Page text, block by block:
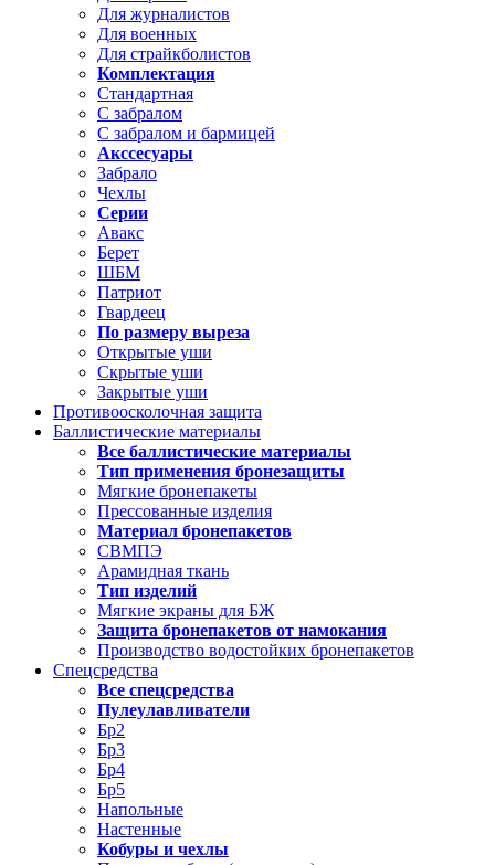
Для журналистов
Для военных
Для страйкболистов
Комплектация
Стандартная
С забралом
С забралом и бармицей
Акссесуары
Забрало
Чехлы
Серии
Авакс
Берет
ШБМ
Патриот
Гвардеец
По размеру выреза
Открытые уши
Скрытые уши
Закрытые уши
Противоосколочная защита
Баллистические материалы
Все баллистические материалы
Тип применения бронезащиты
Мягкие бронепакеты
Прессованные изделия
Материал бронепакетов
СВМПЭ
Арамидная ткань
Тип изделий
Мягкие экраны для БЖ
Защита бронепакетов от намокания
Производство водостойких бронепакетов
Спецсредства
Все спецсредства
Пулеулавливатели
Бр2
Бр3
Бр4
Бр5
Напольные
Настенные
Кобуры и чехлы